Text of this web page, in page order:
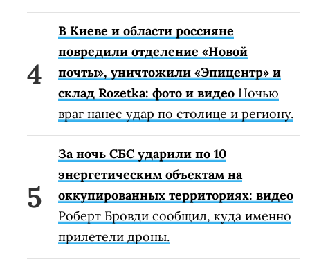
В Киеве и области россияне
повредили отделение «Новой
почты», уничтожили «Эпицентр» и
склад Rozetka: фото и видео Ночью
враг нанес удар по столице и региону.
За ночь СБС ударили по 10
энергетическим объектам на
оккупированных территориях: видео
Роберт Бровди сообщил, куда именно
прилетели дроны.